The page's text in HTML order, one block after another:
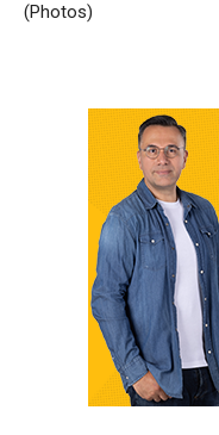
(Photos)